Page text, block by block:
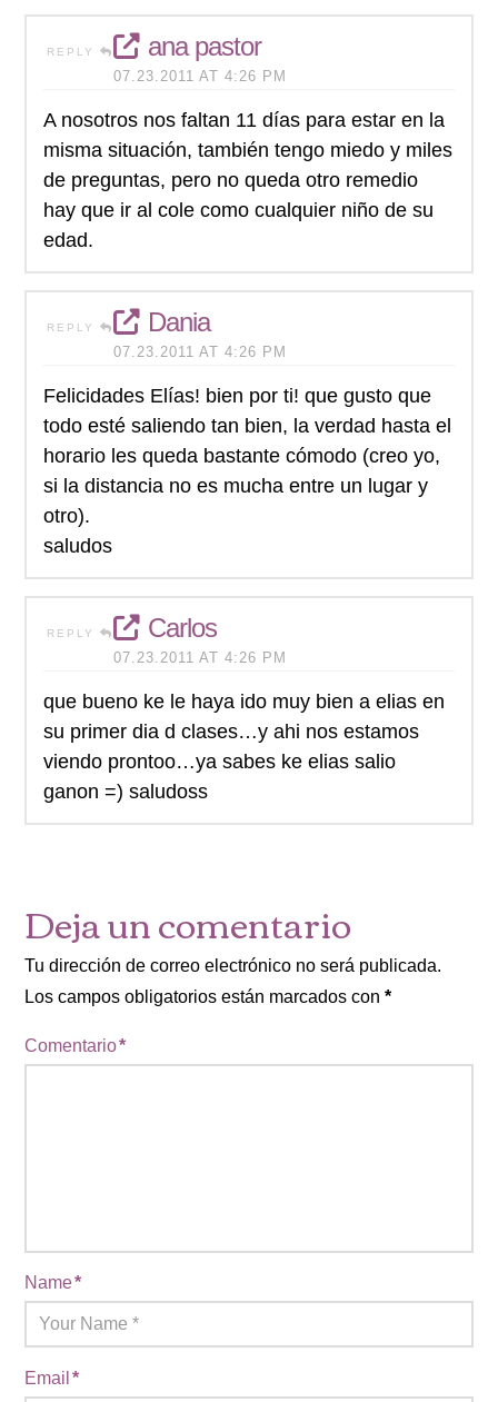
REPLY ana pastor
07.23.2011 AT 4:26 PM
A nosotros nos faltan 11 días para estar en la
misma situación, también tengo miedo y miles
de preguntas, pero no queda otro remedio
hay que ir al cole como cualquier niño de su
edad.
REPLY Dania
07.23.2011 AT 4:26 PM
Felicidades Elías! bien por ti! que gusto que
todo esté saliendo tan bien, la verdad hasta el
horario les queda bastante cómodo (creo yo,
si la distancia no es mucha entre un lugar y
otro).
saludos
REPLY Carlos
07.23.2011 AT 4:26 PM
que bueno ke le haya ido muy bien a elias en
su primer dia d clases…y ahi nos estamos
viendo prontoo…ya sabes ke elias salio
ganon =) saludoss
Deja un comentario
Tu dirección de correo electrónico no será publicada.
Los campos obligatorios están marcados con*
Comentario*
Name*
Email*